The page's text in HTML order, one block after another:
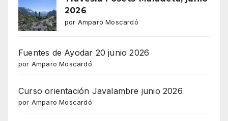
2026
por Amparo Moscardó
Fuentes de Ayodar 20 junio 2026
por Amparo Moscardó
Curso orientación Javalambre junio 2026
por Amparo Moscardó